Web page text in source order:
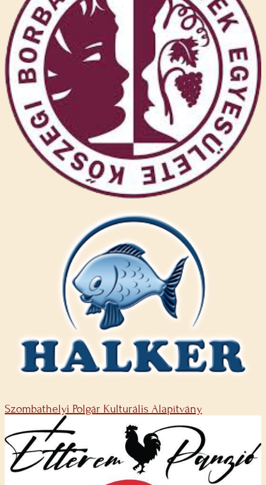
Szombathelyi Polgár Kulturális Alapítvány